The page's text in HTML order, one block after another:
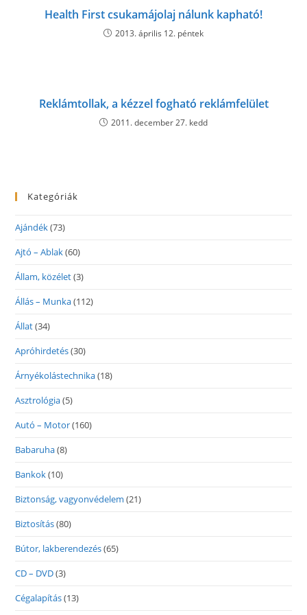
Health First csukamájolaj nálunk kapható!
2013. április 12. péntek
Reklámtollak, a kézzel fogható reklámfelület
2011. december 27. kedd
Kategóriák
Ajándék(73)
Ajtó – Ablak(60)
Állam, közélet(3)
Állás – Munka(112)
Állat(34)
Apróhirdetés(30)
Árnyékolástechnika(18)
Asztrológia(5)
Autó – Motor(160)
Babaruha(8)
Bankok(10)
Biztonság, vagyonvédelem (21)
Biztosítás(80)
Bútor, lakberendezés(65)
CD – DVD(3)
Cégalapítás(13)